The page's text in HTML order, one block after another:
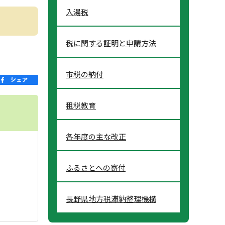
入湯税
税に関する証明と申請方法
市税の納付
租税教育
各年度の主な改正
ふるさとへの寄付
長野県地方税滞納整理機構